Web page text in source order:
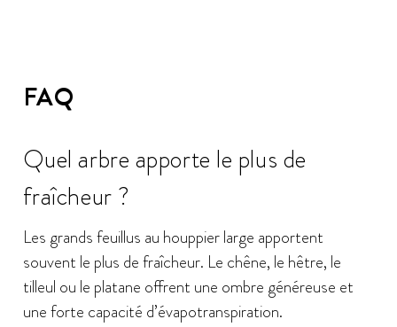
FAQ
Quel arbre apporte le plus de
fraîcheur ?
Les grands feuillus au houppier large apportent
souvent le plus de fraîcheur. Le chêne, le hêtre, le
tilleul ou le platane offrent une ombre généreuse et
une forte capacité d’évapotranspiration.